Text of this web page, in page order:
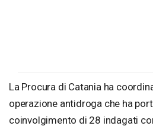
La Procura di Catania ha
operazione antidroga che ha
coinvolgimento di 28 indagati